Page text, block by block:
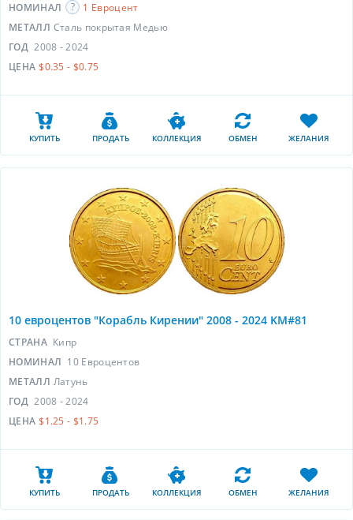
НОМИНАЛ
1 Евроцент
МЕТАЛЛ Сталь покрытая Медью
ГОД 2008 - 2024
ЦЕНА $0.35 - $0.75
КУПИТЬ ПРОДАТЬ КОЛЛЕКЦИЯ ОБМЕН ЖЕЛАНИЯ
10 евроцентов "Корабль Кирении" 2008 - 2024 KM#81
СТРАНА Кипр
НОМИНАЛ 10 Евроцентов
МЕТАЛЛ Латунь
ГОД 2008 - 2024
ЦЕНА $1.25 - $1.75
КУПИТЬ ПРОДАТЬ КОЛЛЕКЦИЯ ОБМЕН ЖЕЛАНИЯ